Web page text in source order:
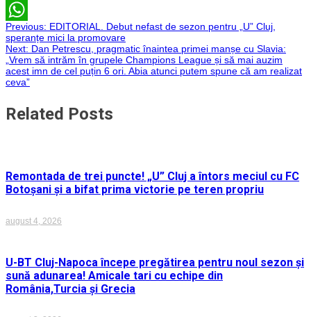
Email
WhatsApp
Navigare
în
articole
Previous: EDITORIAL. Debut nefast de sezon pentru „U” Cluj,
speranțe mici la promovare
Next: Dan Petrescu, pragmatic înaintea primei manșe cu Slavia:
„Vrem să intrăm în grupele Champions League și să mai auzim
acest imn de cel puțin 6 ori. Abia atunci putem spune că am realizat
ceva”
Related Posts
Remontada de trei puncte! „U” Cluj a întors meciul cu FC
Botoșani și a bifat prima victorie pe teren propriu
august 4, 2026
U-BT Cluj-Napoca începe pregătirea pentru noul sezon și
sună adunarea! Amicale tari cu echipe din
România,Turcia și Grecia